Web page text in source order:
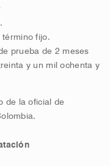
término fijo.
prueba de 2 meses
y un mil ochenta y
de la oficial de